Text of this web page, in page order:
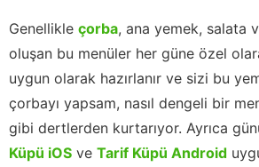
Genellikle çorba, ana yemek, salata
oluşan bu menüler her güne özel
uygun olarak hazırlanır ve sizi bu
çorbayı yapsam, nasıl dengeli bir
gibi dertlerden kurtarıyor. Ayrıca
Küpü iOS ve Tarif Küpü Android